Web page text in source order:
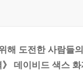
해 도전한 사람들
데이비드 색스